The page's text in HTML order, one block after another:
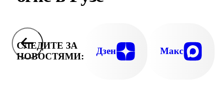
СЛЕДИТЕ ЗА
НОВОСТЯМИ:
Дзен Макс